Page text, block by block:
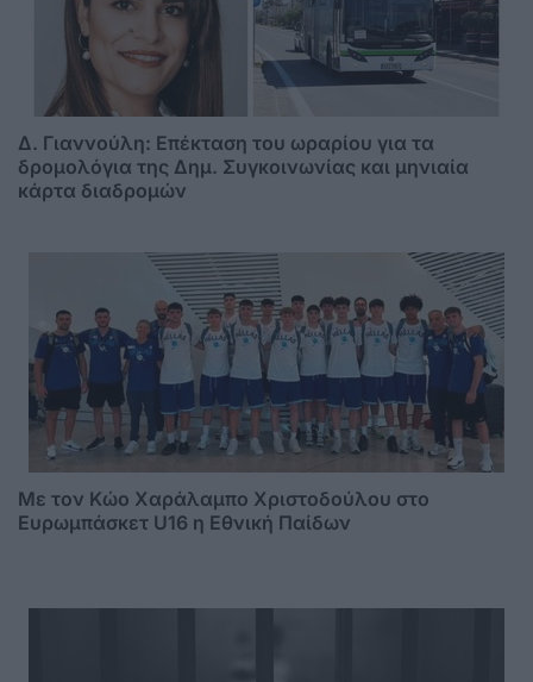
Δ. Γιαννούλη: Επέκταση του ωραρίου για τα
δρομολόγια της Δημ. Συγκοινωνίας και μηνιαία
κάρτα διαδρομών
Με τον Κώο Χαράλαμπο Χριστοδούλου στο
Ευρωμπάσκετ U16 η Εθνική Παίδων